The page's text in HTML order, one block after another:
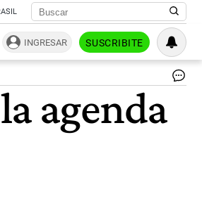
INGRESAR SUSCRIBITE
agenda